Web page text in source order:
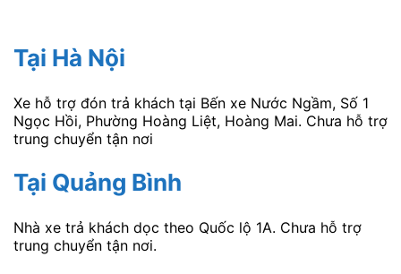
Tại Hà Nội
Xe hỗ trợ đón trả khách tại Bến xe Nước Ngầm, Số 1
Ngọc Hồi, Phường Hoàng Liệt, Hoàng Mai. Chưa hỗ trợ
trung chuyển tận nơi
Tại Quảng Bình
Nhà xe trả khách dọc theo Quốc lộ 1A. Chưa hỗ trợ
trung chuyển tận nơi.